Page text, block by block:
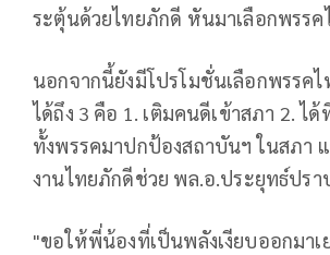
ระตุ้นด้วยไทยภักดี หันมาเลือกพรร
นอกจากนี้ยังมีโปรโมชั่นเลือกพรรคไ
ได้ถึง 3 คือ 1. เติมคนดีเข้าสภา 2. ไ
ทั้งพรรคมาปกป้องสถาบันฯ ในสภา
งานไทยภักดีช่วย พล.อ.ประยุทธ์ปรา
"ขอให้พี่น้องที่เป็นพลังเงียบออกมาเ